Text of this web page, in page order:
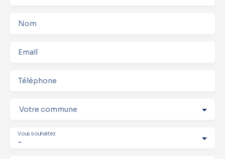
Nom
Email
Téléphone
Votre commune
-
Vous souhaitez